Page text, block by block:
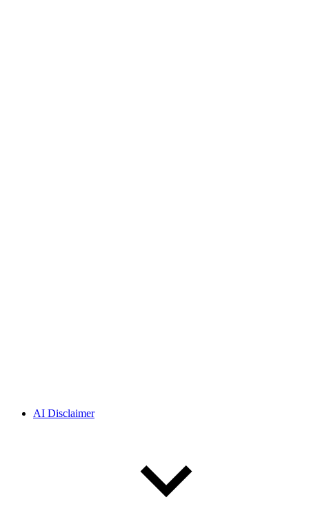
AI Disclaimer